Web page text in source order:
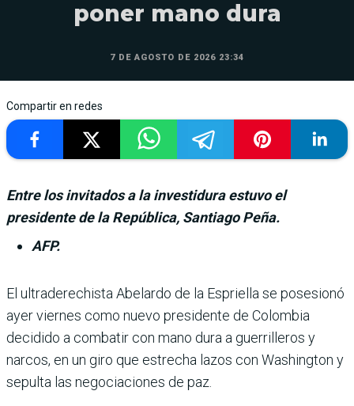
poner mano dura
7 DE AGOSTO DE 2026 23:34
Compartir en redes
Entre los invitados a la investidura estuvo el
presidente de la República, Santiago Peña.
AFP.
El ultraderechista Abe­lardo de la Espriella se posesionó
ayer viernes como nuevo presi­dente de Colombia
decidido a combatir con mano dura a guerrilleros y
narcos, en un giro que estrecha lazos con Washington y
sepulta las negociaciones de paz.